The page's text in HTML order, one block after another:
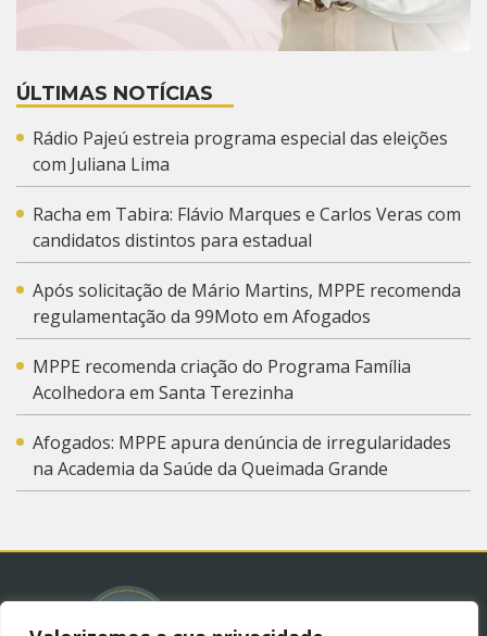
ÚLTIMAS NOTÍCIAS
Rádio Pajeú estreia programa especial das eleições
com Juliana Lima
Racha em Tabira: Flávio Marques e Carlos Veras com
candidatos distintos para estadual
Após solicitação de Mário Martins, MPPE recomenda
regulamentação da 99Moto em Afogados
MPPE recomenda criação do Programa Família
Acolhedora em Santa Terezinha
Afogados: MPPE apura denúncia de irregularidades
na Academia da Saúde da Queimada Grande